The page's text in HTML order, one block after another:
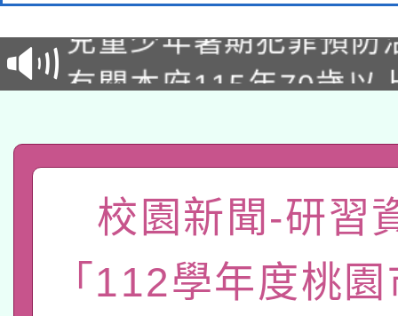
公告之原住民族歲時祭
一案。
答一案
有關本府115年70歲以
心」，鼓勵退休同仁踴
案。
招甄選結果公告(無人
招)
適應運動共學行動站研
本館辦理115年度閱讀
暨閱讀推動專業研習
礎課程
A3數位素養講師名單
校園新聞-研習
「112學年度桃